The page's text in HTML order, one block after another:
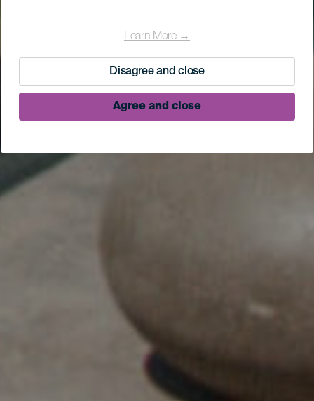
Learn More →
Disagree and close
Agree and close